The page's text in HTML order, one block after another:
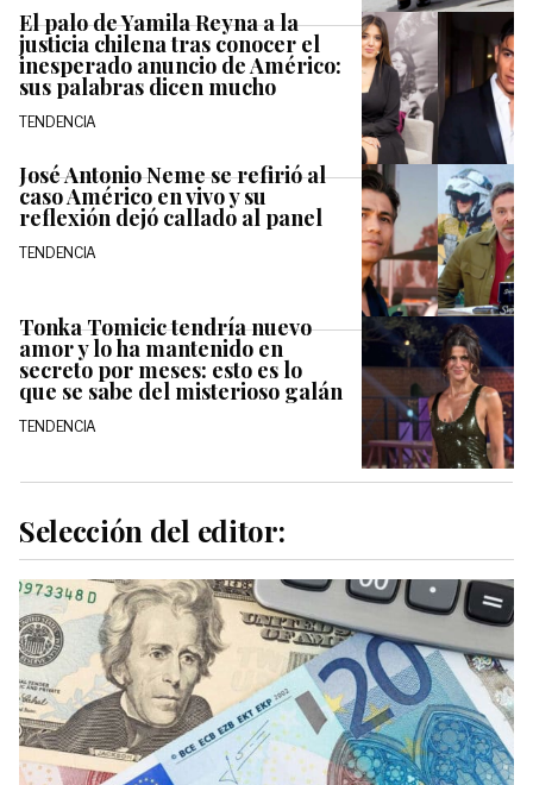
El palo de Yamila Reyna a la
justicia chilena tras conocer el
inesperado anuncio de Américo:
sus palabras dicen mucho
TENDENCIA
José Antonio Neme se refirió al
caso Américo en vivo y su
reflexión dejó callado al panel
TENDENCIA
Tonka Tomicic tendría nuevo
amor y lo ha mantenido en
secreto por meses: esto es lo
que se sabe del misterioso galán
TENDENCIA
Selección del editor: